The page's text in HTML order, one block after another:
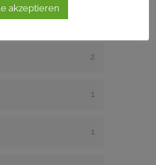
2
1
1
akzeptieren